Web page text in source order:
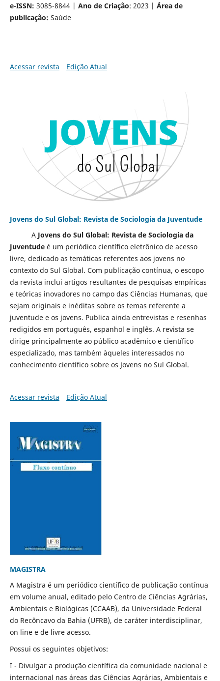
e-ISSN: 3085-8844 | Ano de Criação: 2023 | Área de
publicação: Saúde
Acessar revista Edição Atual
Jovens do Sul Global: Revista de Sociologia da Juventude
AJovens do Sul Global: Revista de Sociologia da
Juventude é um periódico científico eletrônico de acesso
livre, dedicado as temáticas referentes aos jovens no
contexto do Sul Global. Com publicação contínua, o escopo
da revista inclui artigos resultantes de pesquisas empíricas
e teóricas inovadores no campo das Ciências Humanas, que
sejam originais e inéditas sobre os temas referente a
juventude e os jovens. Publica ainda entrevistas e resenhas
redigidos em português, espanhol e inglês. A revista se
dirige principalmente ao público acadêmico e científico
especializado, mas também àqueles interessados no
conhecimento científico sobre os Jovens no Sul Global.
Acessar revista Edição Atual
MAGISTRA
A Magistra é um periódico científico de publicação contínua
em volume anual, editado pelo Centro de Ciências Agrárias,
Ambientais e Biológicas (CCAAB), da Universidade Federal
do Recôncavo da Bahia (UFRB), de caráter interdisciplinar,
on line e de livre acesso.
Possui os seguintes objetivos:
I - Divulgar a produção científica da comunidade nacional e
internacional nas áreas das Ciências Agrárias, Ambientais e